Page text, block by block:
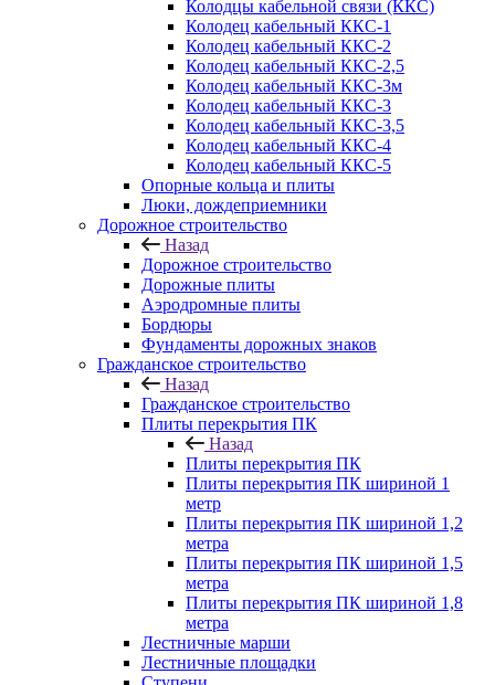
Колодцы кабельной связи (ККС)
Колодец кабельный ККС-1
Колодец кабельный ККС-2
Колодец кабельный ККС-2,5
Колодец кабельный ККС-3м
Колодец кабельный ККС-3
Колодец кабельный ККС-3,5
Колодец кабельный ККС-4
Колодец кабельный ККС-5
Опорные кольца и плиты
Люки, дождеприемники
Дорожное строительство
Назад
Дорожное строительство
Дорожные плиты
Аэродромные плиты
Бордюры
Фундаменты дорожных знаков
Гражданское строительство
Назад
Гражданское строительство
Плиты перекрытия ПК
Назад
Плиты перекрытия ПК
Плиты перекрытия ПК шириной 1
метр
Плиты перекрытия ПК шириной 1,2
метра
Плиты перекрытия ПК шириной 1,5
метра
Плиты перекрытия ПК шириной 1,8
метра
Лестничные марши
Лестничные площадки